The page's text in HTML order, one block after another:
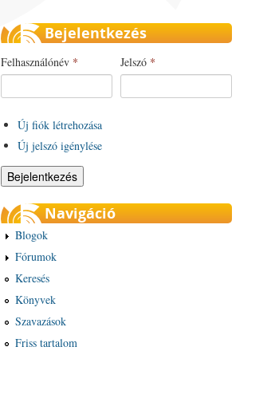
Bejelentkezés
Felhasználónév * Jelszó *
Új fiók létrehozása
Új jelszó igénylése
Navigáció
Blogok
Fórumok
Keresés
Könyvek
Szavazások
Friss tartalom